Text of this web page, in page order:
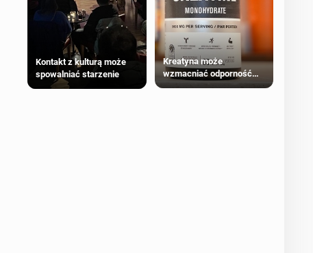
Kontakt z kulturą może
spowalniać starzenie
Kreatyna może
wzmacniać odporność
przeciw nowotworom